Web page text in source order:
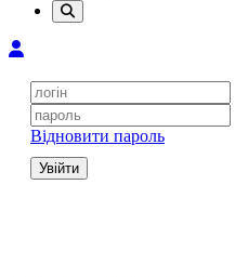
Відновити пароль
Увійти